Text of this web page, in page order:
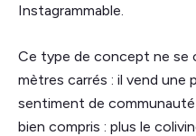
Instagrammable.
Ce type de concept ne se
mètres carrés : il vend une
sentiment de
bien compris : plus le